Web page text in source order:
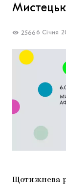
THE
2566 6 Січня
Щотижнева